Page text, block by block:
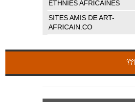
ETHNIES AFRICAINES
SITES AMIS DE ART-
AFRICAIN.CO
🦒